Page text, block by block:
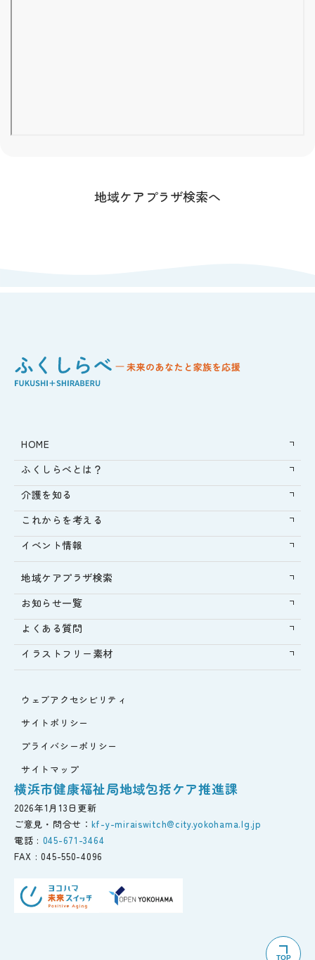
地域ケアプラザ検索へ
HOME
ふくしらべとは？
介護を知る
これからを考える
イベント情報
地域ケアプラザ検索
お知らせ一覧
よくある質問
イラストフリー素材
ウェブアクセシビリティ
サイトポリシー
プライバシーポリシー
サイトマップ
横浜市健康福祉局地域包括ケア推進課
2026年1月13日更新
ご意見・問合せ： kf-y-miraiswitch@city.yokohama.lg.jp
電話 : 045-671-3464
FAX : 045-550-4096
TOP